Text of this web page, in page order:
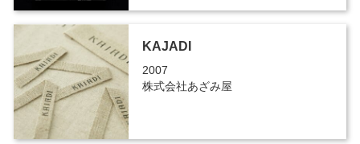
KAJADI
2007
株式会社あざみ屋